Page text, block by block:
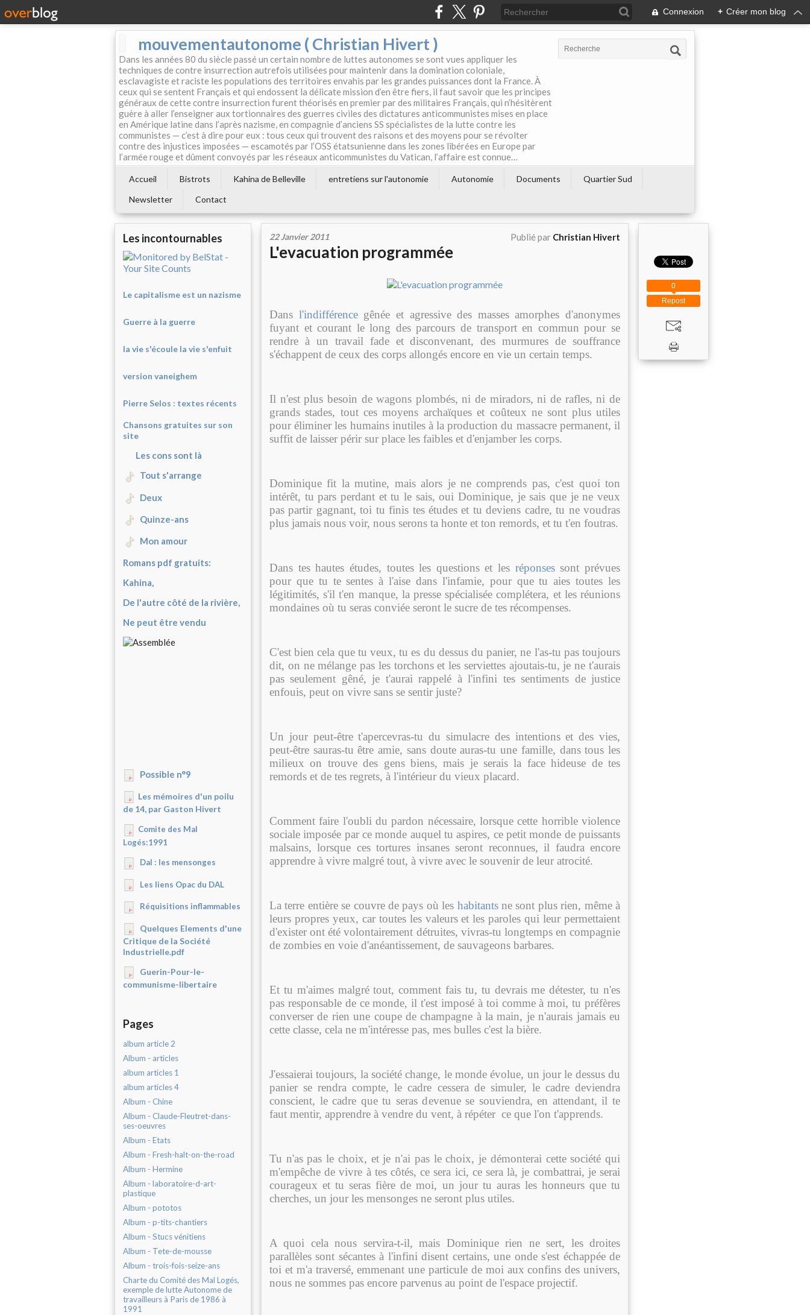
Connexion + Créer mon blog
mouvementautonome ( Christian Hivert )
Dans les années 80 du siècle passé un certain nombre de luttes autonomes se sont vues appliquer les
techniques de contre insurrection autrefois utilisées pour maintenir dans la domination coloniale,
esclavagiste et raciste les populations des territoires envahis par les grandes puissances dont la France. À
ceux qui se sentent Français et qui endossent la délicate mission d’en être fiers, il faut savoir que les principes
généraux de cette contre insurrection furent théorisés en premier par des militaires Français, qui n’hésitèrent
guère à aller l’enseigner aux tortionnaires des guerres civiles des dictatures anticommunistes mises en place
en Amérique latine dans l’après nazisme, en compagnie d’anciens SS spécialistes de la lutte contre les
communistes — c’est à dire pour eux : tous ceux qui trouvent des raisons et des moyens pour se révolter
contre des injustices imposées — escamotés par l’OSS étatsunienne dans les zones libérées en Europe par
l’armée rouge et dûment convoyés par les réseaux anticommunistes du Vatican, l’affaire est connue…
Accueil Bistrots Kahina de Belleville entretiens sur l'autonomie Autonomie Documents
Quartier Sud
Newsletter
Contact
Les incontournables
Le capitalisme est un nazisme
Guerre à la guerre
la vie s'écoule la vie s'enfuit
version vaneighem
Pierre Selos : textes récents
Chansons gratuites sur son
site
Les cons sont là
Tout s'arrange
Deux
Quinze-ans
Mon amour
Romans pdf gratuits:
Kahina,
De l'autre côté de la rivière,
Ne peut être vendu
Possible n°9
Les mémoires d'un poilu
de 14, par Gaston Hivert
Comite des Mal
Logés:1991
Dal : les mensonges
Les liens Opac du DAL
Réquisitions inflammables
Quelques Elements d'une
Critique de la Société
Industrielle.pdf
Guerin-Pour-le-
communisme-libertaire
Pages
album article 2
Album - articles
album articles 1
album articles 4
Album - Chine
Album - Claude-Fleutret-dans-
ses-oeuvres
Album - Etats
Album - Fresh-halt-on-the-road
Album - Hermine
Album - laboratoire-d-art-
plastique
Album - pototos
Album - p-tits-chantiers
Album - Stucs vénitiens
Album - Tete-de-mousse
Album - trois-fois-seize-ans
Charte du Comité des Mal Logés,
exemple de lutte Autonome de
travailleurs à Paris de 1986 à
1991
22 Janvier 2011 Publié par Christian Hivert
L'evacuation programmée
Dans l'indifférencegênée et agressive des masses amorphes d'anonymes
fuyant et courant le long des parcours de transport en commun pour se
rendre à un travail fade et disconvenant, des murmures de souffrance
s'échappent de ceux des corps allongés encore en vie un certain temps.
Il n'est plus besoin de wagons plombés, ni de miradors, ni de rafles, ni de
grands stades, tout ces moyens archaïques et coûteux ne sont plus utiles
pour éliminer les humains inutiles à la production du massacre permanent, il
suffit de laisser périr sur place les faibles et d'enjamber les corps.
Dominique fit la mutine, mais alors je ne comprends pas, c'est quoi ton
intérêt, tu pars perdant et tu le sais, oui Dominique, je sais que je ne veux
pas partir gagnant, toi tu finis tes études et tu deviens cadre, tu ne voudras
plus jamais nous voir, nous serons ta honte et ton remords, et tu t'en foutras.
Dans tes hautes études, toutes les questions et les réponsessont prévues
pour que tu te sentes à l'aise dans l'infamie, pour que tu aies toutes les
légitimités, s'il t'en manque, la presse spécialisée complétera, et les réunions
mondaines où tu seras conviée seront le sucre de tes récompenses.
C'est bien cela que tu veux, tu es du dessus du panier, ne l'as-tu pas toujours
dit, on ne mélange pas les torchons et les serviettes ajoutais-tu, je ne t'aurais
pas seulement gêné, je t'aurai rappelé à l'infini tes sentiments de justice
enfouis, peut on vivre sans se sentir juste?
Un jour peut-être t'apercevras-tu du simulacre des intentions et des vies,
peut-être sauras-tu être amie, sans doute auras-tu une famille, dans tous les
milieux on trouve des gens biens, mais je serais la face hideuse de tes
remords et de tes regrets, à l'intérieur du vieux placard.
Comment faire l'oubli du pardon nécessaire, lorsque cette horrible violence
sociale imposée par ce monde auquel tu aspires, ce petit monde de puissants
malsains, lorsque ces tortures insanes seront reconnues, il faudra encore
apprendre à vivre malgré tout, à vivre avec le souvenir de leur atrocité.
La terre entière se couvre de pays où les habitantsne sont plus rien, même à
leurs propres yeux, car toutes les valeurs et les paroles qui leur permettaient
d'exister ont été volontairement détruites, vivras-tu longtemps en compagnie
de zombies en voie d'anéantissement, de sauvageons barbares.
Et tu m'aimes malgré tout, comment fais tu, tu devrais me détester, tu n'es
pas responsable de ce monde, il t'est imposé à toi comme à moi, tu préfères
converser de rien une coupe de champagne à la main, je n'aurais jamais eu
cette classe, cela ne m'intéresse pas, mes bulles c'est la bière.
J'essaierai toujours, la société change, le monde évolue, un jour le dessus du
panier se rendra compte, le cadre cessera de simuler, le cadre deviendra
conscient, le cadre que tu seras devenue se souviendra, en attendant, il te
faut mentir, apprendre à vendre du vent, à répéter ce que l'on t'apprends.
Tu n'as pas le choix, et je n'ai pas le choix, je démonterai cette société qui
m'empêche de vivre à tes côtés, ce sera ici, ce sera là, je combattrai, je serai
courageux et tu seras fière de moi, un jour tu auras les honneurs que tu
cherches, un jour les mensonges ne seront plus utiles.
A quoi cela nous servira-t-il, mais Dominique rien ne sert, les droites
parallèles sont sécantes à l'infini disent certains, une onde s'est échappée de
toi et m'a traversé, emmenant une particule de moi aux confins des univers,
nous ne sommes pas encore parvenus au point de l'espace projectif.
Repost
0